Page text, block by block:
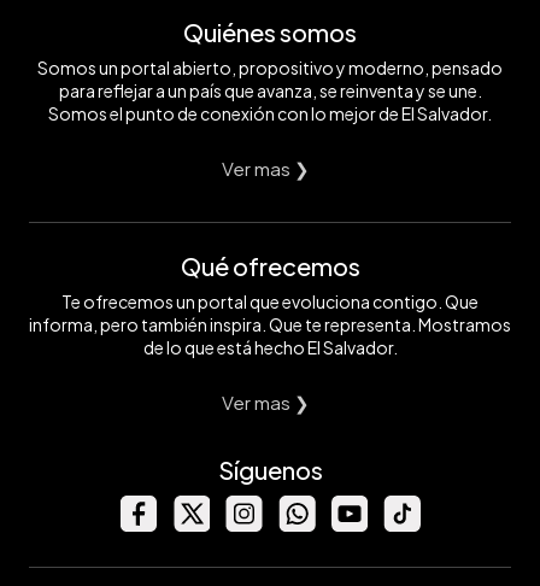
Quiénes somos
Somos un portal abierto, propositivo y moderno, pensado
para reflejar a un país que avanza, se reinventa y se une.
Somos el punto de conexión con lo mejor de El Salvador.
Ver mas ❯
Qué ofrecemos
Te ofrecemos un portal que evoluciona contigo. Que
informa, pero también inspira. Que te representa. Mostramos
de lo que está hecho El Salvador.
Ver mas ❯
Síguenos